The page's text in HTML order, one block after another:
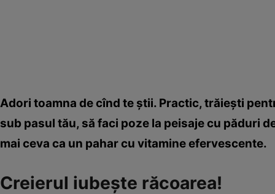
Adori toamna de cînd te ştii. Practic, trăieşti
sub pasul tău, să faci poze la peisaje cu păduri
mai ceva ca un pahar cu vitamine efervescente.
Creierul iubeşte răcoarea!